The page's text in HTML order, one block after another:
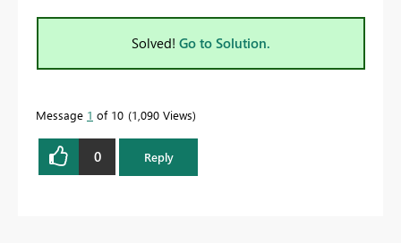
Solved! Go to Solution.
Message 1 of 10 1,090 Views
0 Reply